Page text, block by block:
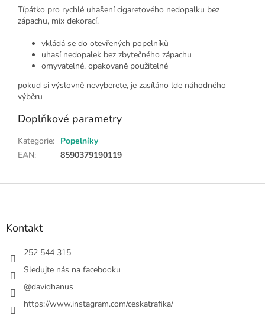
Típátko pro rychlé uhašení cigaretového nedopalku bez
zápachu, mix dekorací.
vkládá se do otevřených popelníků
uhasí nedopalek bez zbytečného zápachu
omyvatelné, opakovaně použitelné
pokud si výslovně nevyberete, je zasíláno lde náhodného
výběru
Doplňkové parametry
Kategorie: Popelníky
EAN: 8590379190119
Z
Kontakt
252 544 315
Sledujte nás na facebooku
@davidhanus
https://www.instagram.com/ceskatrafika/